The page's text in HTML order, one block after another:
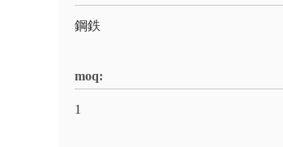
鋼鉄
moq:
1